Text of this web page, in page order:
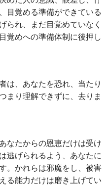
目覚める準備ができている
られ、まだ目覚めていなく
覚めへの準備体制に後押し
は、あなたを恐れ、当たり
まり理解できずに、去りま
なたからの恩恵だけは受け
逃げられるよう、あなたに
。かれらは邪魔をし、被害
る能力だけは磨き上げてい